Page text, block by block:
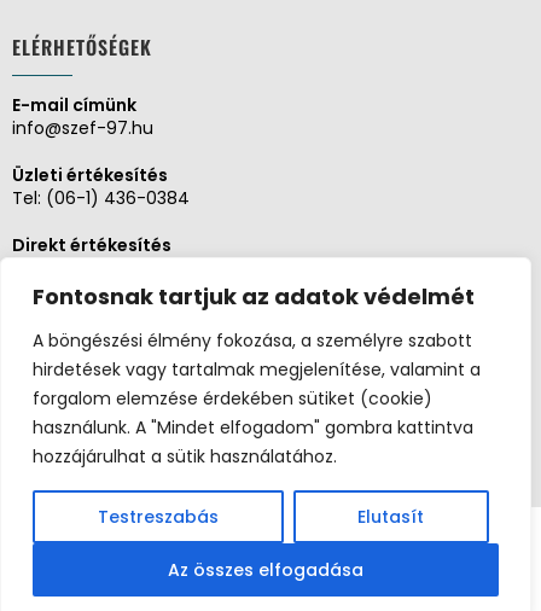
Fontosnak tartjuk az adatok védelmét
A böngészési élmény fokozása, a személyre szabott
hirdetések vagy tartalmak megjelenítése, valamint a
forgalom elemzése érdekében sütiket (cookie)
használunk. A "Mindet elfogadom" gombra kattintva
hozzájárulhat a sütik használatához.
Testreszabás Elutasít
Az összes elfogadása
ELÉRHETŐSÉGEK
E-mail címünk
info@szef-97.hu
Üzleti értékesítés
Tel: (06-1) 436-0384
Direkt értékesítés
Adminisztráció, Pénzügy
Tel: (06-1) 430-1930
Szerviz és karbantartás
Tel:(06-20) 326-8654
(06-1) 436-0384|info@szef-97.hu
Budapest, Lehel út 1/C |Impresszum